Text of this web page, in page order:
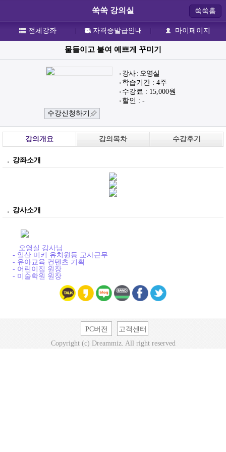
쑥쑥 강의실 쑥쑥홈
전체강좌 자격증발급안내 마이페이지
물들이고 붙여 예쁘게 꾸미기
강사 : 오영실
학습기간 : 4주
수강료 : 15,000원
할인 : -
수강신청하기
강의개요 강의목차 수강후기
강좌소개
강사소개
오영실 강사님
- 일산 미키 유치원등 교사근무
- 유아교육 컨텐츠 기획
- 어린이집 원장
- 미술학원 원장
PC버전
고객센터
Copyright (c) Dreammiz. All right reserved